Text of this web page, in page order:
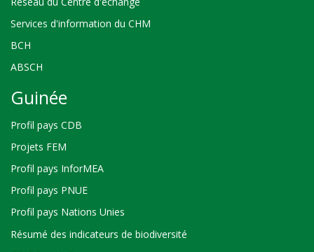
Services d'information du CHM
BCH
ABSCH
Guinée
Profil pays CDB
Projets FEM
Profil pays InforMEA
Profil pays PNUE
Profil pays Nations Unies
Résumé des indicateurs de biodiversité